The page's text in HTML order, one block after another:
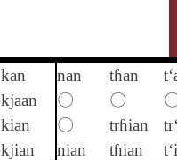
kan nan tɦan
kjaan 〇 〇
kian 〇 trɦian
kjian nian tɦian